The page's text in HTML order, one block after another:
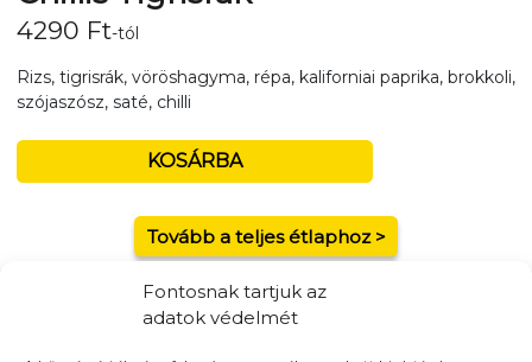
Fontosnak tartjuk az
adatok védelmét
4290 Ft-tól
Rizs, tigrisrák, vöröshagyma, répa, kaliforniai paprika, brokkoli,
szójaszósz, saté, chilli
KOSÁRBA
Tovább a teljes étlaphoz >